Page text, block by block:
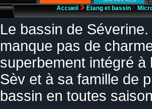
Accueil Etang et bassin
Le bassin de
manque pas de
superbement intégré
Sèv et à sa famille de
bassin en toutes